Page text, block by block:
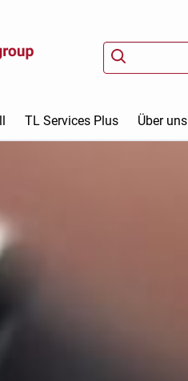
TL Services Plus Über uns